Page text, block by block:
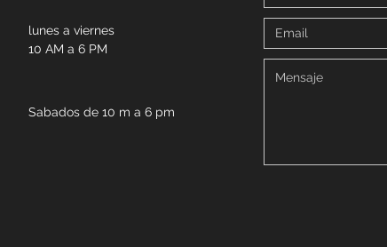
lunes a viernes
10 AM a 6 PM
Sabados de 10 m a 6 pm